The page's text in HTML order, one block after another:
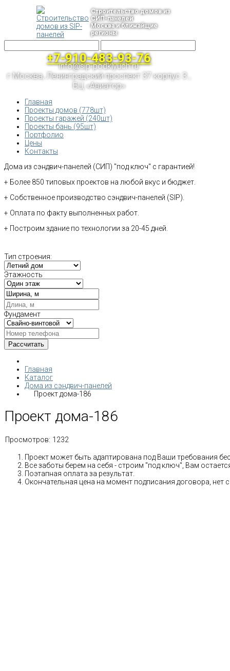
Строительство домов из
СИП-панелей
Москва и ближайщие
регионы
+7-910-483-93-76
info@sip-podklyuch.ru
г.Москва, Ленинградский проспект 37 корпус 3 ,
БЦ «Авиатор»
Главная
Проекты домов (778шт)
Проекты гаражей (240шт)
Проекты бань (95шт)
Портфолио
Цены
Контакты
Дома из сэндвич-панелей (СИП) "под ключ" с гарантией!
+ Более 850 типовых проектов на любой вкус и бюджет.
+ Собственное производство сэндвич-панелей (SIP).
+ Оплата по факту выполненных работ.
+ Построим здание по технологии за 20-45 дней.
Тип строения:
Этажность
Фундамент
Главная
Каталог
Дома из сэндвич-панелей
Проект дома-186
Проект дома-186
Просмотров: 1232
Проект может быть адаптирована под Ваши требования
Все заботы берем на себя - строим "под ключ", Вам
Поэтапная оплата за результат.
Окончательная цена на момент подписания договора, нет